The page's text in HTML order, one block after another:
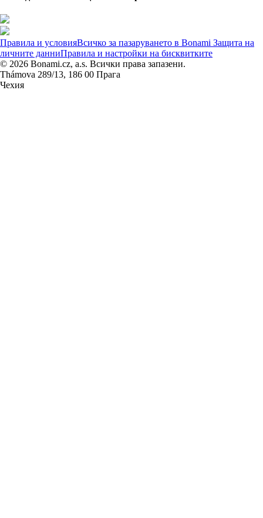
Правила и условияВсичко за пазаруването в Bonami Защита на
личните данниПравила и настройки на бисквитките
© 2026 Bonami.cz, a.s. Всички права запазени.
Thámova 289/13, 186 00 Прага
Чехия